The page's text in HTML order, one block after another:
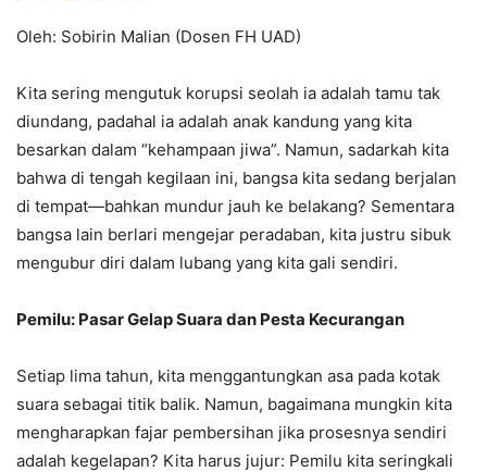
Oleh: Sobirin Malian (Dosen FH UAD)
Kita sering mengutuk korupsi seolah ia adalah tamu tak
diundang, padahal ia adalah anak kandung yang kita
besarkan dalam “kehampaan jiwa”. Namun, sadarkah kita
bahwa di tengah kegilaan ini, bangsa kita sedang berjalan
di tempat—bahkan mundur jauh ke belakang? Sementara
bangsa lain berlari mengejar peradaban, kita justru sibuk
mengubur diri dalam lubang yang kita gali sendiri.
Pemilu: Pasar Gelap Suara dan Pesta Kecurangan
Setiap lima tahun, kita menggantungkan asa pada kotak
suara sebagai titik balik. Namun, bagaimana mungkin kita
mengharapkan fajar pembersihan jika prosesnya sendiri
adalah kegelapan? Kita harus jujur: Pemilu kita seringkali